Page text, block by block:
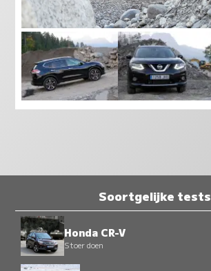
Soortgelijke tests
Honda CR-V
Stoer doen